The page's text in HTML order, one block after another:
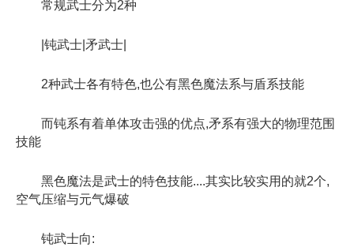
常规武士分为2种
|钝武士|矛武士|
2种武士各有特色,也公有黑色魔法系与盾系技能
而钝系有着单体攻击强的优点,矛系有强大的物理范围
技能
黑色魔法是武士的特色技能....其实比较实用的就2个,
空气压缩与元气爆破
钝武士向: